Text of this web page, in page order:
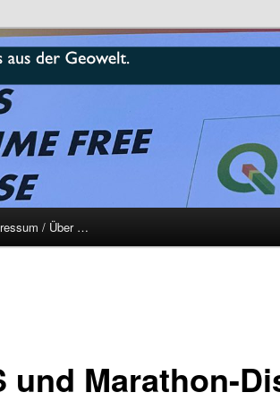
/ Über …
und Marathon-